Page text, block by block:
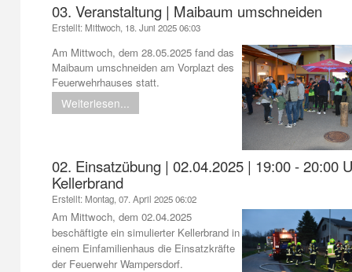
03. Veranstaltung | Maibaum umschneiden
Erstellt: Mittwoch, 18. Juni 2025 06:03
Am Mittwoch, dem 28.05.2025 fand das
Maibaum umschneiden am Vorplazt des
Feuerwehrhauses statt.
Weiterlesen...
02. Einsatzübung | 02.04.2025 | 19:00 - 20:00
Kellerbrand
Erstellt: Montag, 07. April 2025 06:02
Am Mittwoch, dem 02.04.2025
beschäftigte ein simulierter Kellerbrand in
einem Einfamilienhaus die Einsatzkräfte
der Feuerwehr Wampersdorf.